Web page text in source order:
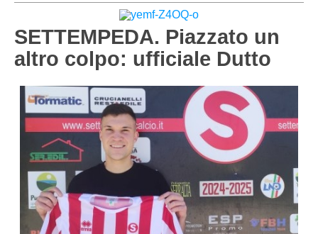
Carica la tua Rosa
1^ CATEGORIA
3^ CATEGORIA
GIOVANILI
SETTEMPEDA. Piazzato un
altro colpo: ufficiale Dutto